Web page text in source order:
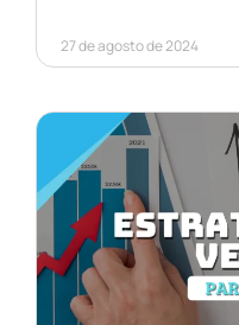
27 de agosto de 2024